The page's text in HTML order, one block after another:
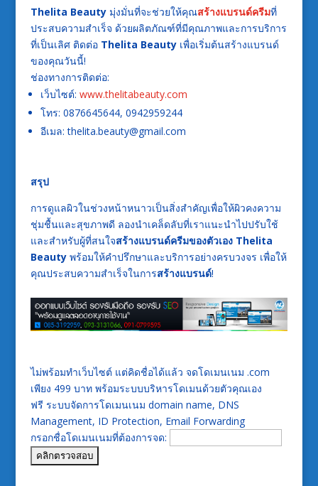
Thelita Beautyมุ่งมั่นที่จะช่วยให้คุณสร้างแบรนด์ครีมที่
ประสบความสำเร็จ ด้วยผลิตภัณฑ์ที่มีคุณภาพและการบริการ
ที่เป็นเลิศ ติดต่อ Thelita Beautyเพื่อเริ่มต้นสร้างแบรนด์
ของคุณวันนี้!
ช่องทางการติดต่อ:
เว็บไซต์: www.thelitabeauty.com
โทร: 0876645644, 0942959244
อีเมล: thelita.beauty@gmail.com
สรุป
การดูแลผิวในช่วงหน้าหนาวเป็นสิ่งสำคัญเพื่อให้ผิวคงความ
ชุ่มชื้นและสุขภาพดี ลองนำเคล็ดลับที่เราแนะนำไปปรับใช้
และสำหรับผู้ที่สนใจสร้างแบรนด์ครีมของตัวเอง Thelita
Beautyพร้อมให้คำปรึกษาและบริการอย่างครบวงจร เพื่อให้
คุณประสบความสำเร็จในการสร้างแบรนด์!
ไม่พร้อมทำเว็บไซต์ แต่คิดชื่อได้แล้ว จดโดเมนเนม .com
เพียง 499 บาท พร้อมระบบบริหารโดเมนด้วยตัวคุณเอง
ฟรี ระบบจัดการโดเมนเนม domain name, DNS
Management, ID Protection, Email Forwarding
กรอกชื่อโดเมนเนมที่ต้องการจด: